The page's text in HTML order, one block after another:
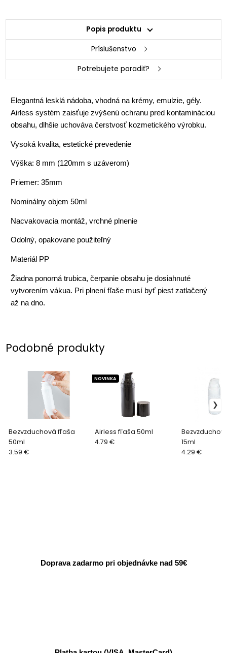
Popis produktu
Príslušenstvo
Potrebujete poradiť?
Elegantná lesklá nádoba, vhodná na krémy, emulzie, gély.
Airless systém zaisťuje zvýšenú ochranu pred kontamináciou
obsahu, dlhšie uchováva čerstvosť kozmetického výrobku.
Vysoká kvalita, estetické prevedenie
Výška: 8 mm (120mm s uzáverom)
Priemer: 35mm
Nominálny objem 50ml
Nacvakovacia montáž, vrchné plnenie
Odolný, opakovane použiteľný
Materiál PP
Žiadna ponorná trubica, čerpanie obsahu je dosiahnuté
vytvorením vákua. Pri plnení fľaše musí byť piest zatlačený
až na dno.
Podobné produkty
Bezvzduchová fľaša
50ml
3.59 €
Airless fľaša 50ml
NOVINKA
4.79 €
15ml
4.29 €
Doprava zadarmo pri objednávke nad 59€